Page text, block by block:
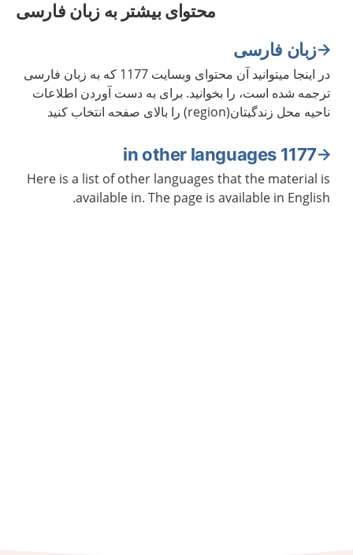
محتوای بیشتر به زبان فارسی
زبان فارسی
در اینجا میتوانید آن محتوای وبسایت 1177 که به زبان فارسی
ترجمه شده است، را بخوانید. برای به دست آوردن اطلاعات
ناحیه محل زندگیتان(region) را بالای صفحه انتخاب کنید
1177 in other languages
Here is a list of other languages that the material is
available in. The page is available in English.